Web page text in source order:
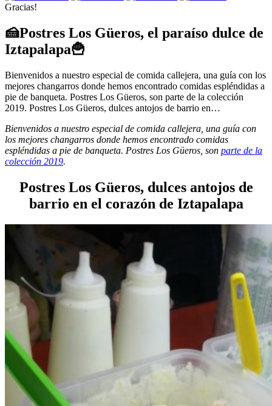
Gracias!
🍰Postres Los Güeros, el paraíso dulce de
Iztapalapa🍟
Bienvenidos a nuestro especial de comida callejera, una guía con los
mejores changarros donde hemos encontrado comidas espléndidas a
pie de banqueta. Postres Los Güeros, son parte de la colección
2019. Postres Los Güeros, dulces antojos de barrio en…
Bienvenidos a nuestro especial de comida callejera, una guía con
los mejores changarros donde hemos encontrado comidas
espléndidas a pie de banqueta. Postres Los Güeros, son parte de la
colección 2019.
Postres Los Güeros, dulces antojos de
barrio en el corazón de Iztapalapa